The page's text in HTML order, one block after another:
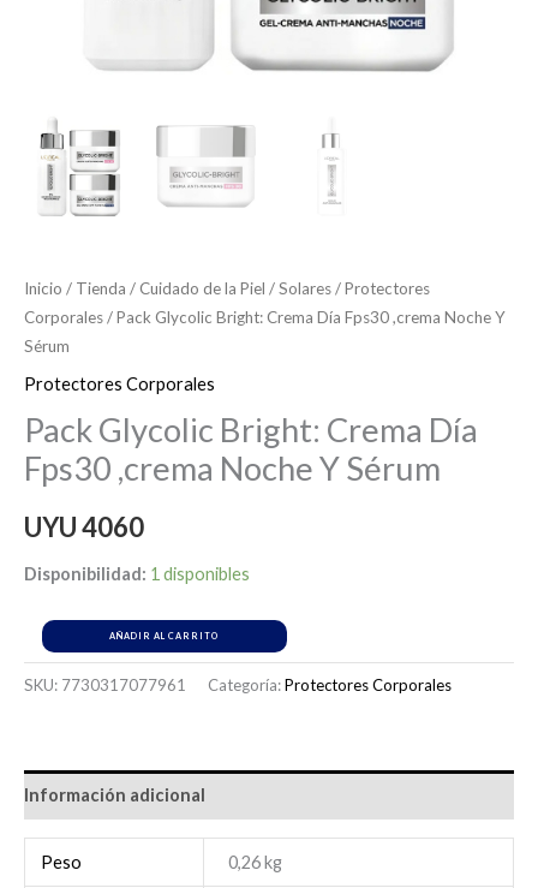
Inicio / Tienda / Cuidado de la Piel /Solares/Protectores
Corporales/ Pack Glycolic Bright: Crema Día Fps30 ,crema Noche Y
Sérum
Protectores Corporales
Pack Glycolic Bright: Crema Día
Fps30 ,crema Noche Y Sérum
UYU4060
Disponibilidad: 1 disponibles
AÑADIR AL CARRITO
SKU: 7730317077961 Categoría:Protectores Corporales
Información adicional
Peso 0,26 kg